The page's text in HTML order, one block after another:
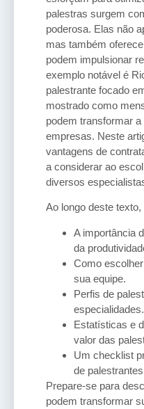
palestras surgem
poderosa. Elas não
mas também
podem impulsionar
exemplo notável é
palestrante focado
mostrado como
podem transformar
empresas. Neste
vantagens de
a considerar ao
diversos
Ao longo deste
A importância
da
Como
sua equipe.
Perfis de
especialidades.
Estatísticas e
valor das
Um checklist
de
Prepare-se para
podem transformar